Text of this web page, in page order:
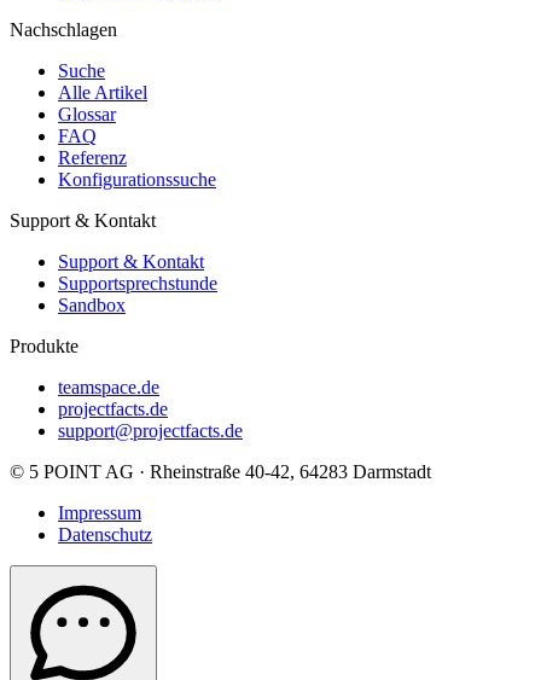
Nachschlagen
Suche
Alle Artikel
Glossar
FAQ
Referenz
Konfigurationssuche
Support & Kontakt
Support & Kontakt
Supportsprechstunde
Sandbox
Produkte
teamspace.de
projectfacts.de
support@projectfacts.de
© 5 POINT AG · Rheinstraße 40-42, 64283 Darmstadt
Impressum
Datenschutz